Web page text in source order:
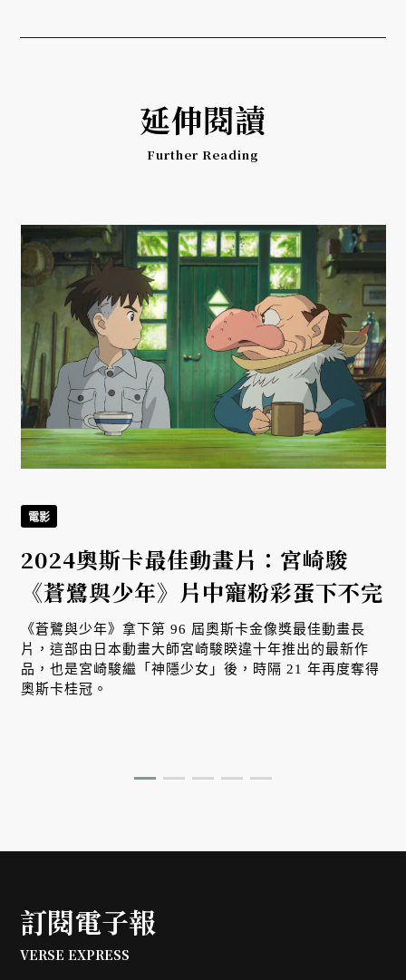
延伸閱讀
Further Reading
電影
2024奧斯卡最佳動畫片：宮崎駿
《蒼鷺與少年》片中寵粉彩蛋下不完
《蒼鷺與少年》拿下第 96 屆奧斯卡金像獎最佳動畫長
片，這部由日本動畫大師宮崎駿睽違十年推出的最新作
品，也是宮崎駿繼「神隱少女」後，時隔 21 年再度奪得
奧斯卡桂冠。
訂閱電子報
VERSE EXPRESS